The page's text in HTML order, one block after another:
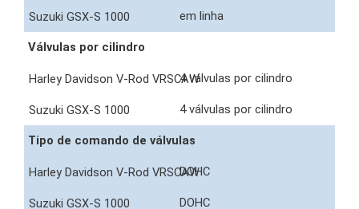
em linha
Válvulas por cilindro
4 válvulas por cilindro
4 válvulas por cilindro
Tipo de comando de válvulas
DOHC
DOHC